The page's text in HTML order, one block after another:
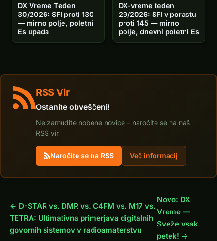
DX Vreme Teden
30/2026: SFI proti 130
— mirno polje, poletni
Es upada
DX-vreme teden
29/2026: SFI v porastu
proti 145 — mirno
polje, dnevni poletni Es
RSS Vir
Ostanite obveščeni!
Ne zamudite nobene novice – naročite se na naš
RSS vir
Naročite se na RSS Več informacij
← D-STAR vs. DMR vs. C4FM vs. M17 vs.
TETRA: Ultimativna primerjava digitalnih
govornih sistemov v radioamaterstvu
Novo: DX
Vreme —
Sveže vsak
petek! →